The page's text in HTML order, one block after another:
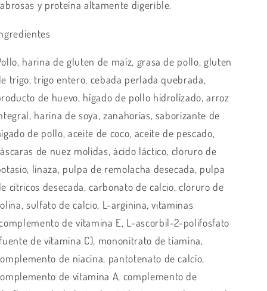
y proteína altamente digerible.
harina de gluten de maíz, grasa de pollo, gluten
trigo, trigo entero, cebada perlada quebrada,
de huevo, hígado de pollo hidrolizado, arroz
harina de soya, zanahorias, saborizante de
de pollo, aceite de coco, aceite de pescado,
de nuez molidas, ácido láctico, cloruro de
linaza, pulpa de remolacha desecada, pulpa
cítricos desecada, carbonato de calcio, cloruro de
sulfato de calcio, L-arginina, vitaminas
de vitamina E, L-ascorbil-2-polifosfato
de vitamina C), mononitrato de tiamina,
de niacina, pantotenato de calcio,
de vitamina A, complemento de